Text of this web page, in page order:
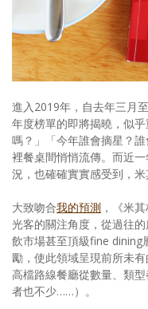
照相簿
影音區
創意出版服務
歷史區
關於Yilan
個人著作
活動實況記錄
媒體報導一覽
合作與代言
進入2019年，自去年三月
年度榜單的即將揭曉，似
嗎？」「今年誰會摘星？
裡餐桌間悄悄流傳。而近
況，也確確實實感受到，米
大致吻合我的預測 ，《米
光客的關注角度，從過往
飲市場甚至頂級fine dining
勵，使此領域呈現前所未
高檔路線餐廳從數量、類
者也不少……）。